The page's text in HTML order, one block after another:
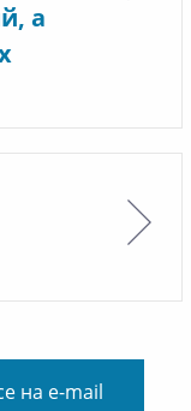
а
на e-mail